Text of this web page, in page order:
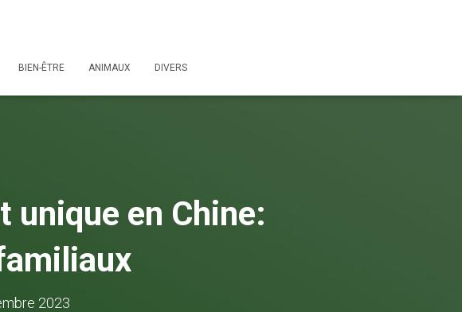
BIEN-ÊTRE ANIMAUX DIVERS
unique en Chine:
2023